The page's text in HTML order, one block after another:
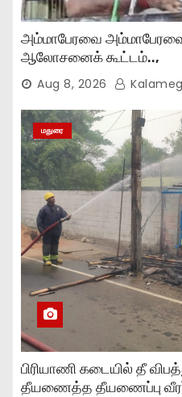
அம்மாபேரவை அம்மாபேரவை
ஆலோசனைக் கூட்டம்..,
Aug 8, 2026
மதுரை
பிரியாணி கடையில் தீ
தீயணைத்த தீயணைப்பு